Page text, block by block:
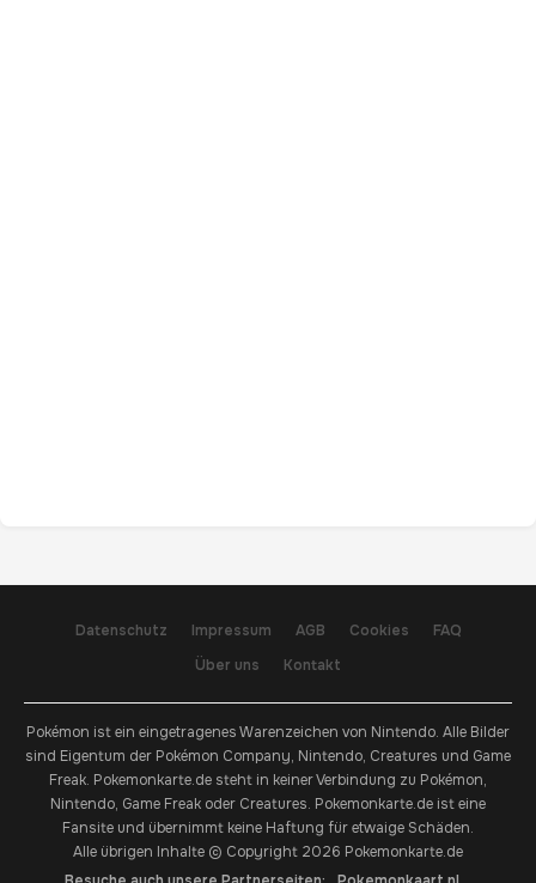
Datenschutz Impressum AGB Cookies
FAQ
Über uns
Kontakt
Pokémon ist ein eingetragenes Warenzeichen von Nintendo. Alle Bilder
sind Eigentum der Pokémon Company, Nintendo, Creatures und Game
Freak. Pokemonkarte.de steht in keiner Verbindung zu Pokémon,
Nintendo, Game Freak oder Creatures. Pokemonkarte.de ist eine
Fansite und übernimmt keine Haftung für etwaige Schäden.
Alle übrigen Inhalte © Copyright 2026 Pokemonkarte.de